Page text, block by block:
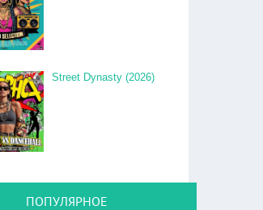
Street Dynasty (2026)
ПОПУЛЯРНОЕ